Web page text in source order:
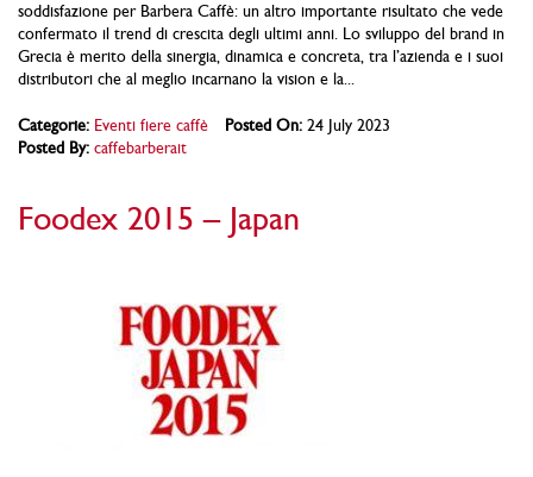
soddisfazione per Barbera Caffè: un altro importante risultato che vede
confermato il trend di crescita degli ultimi anni. Lo sviluppo del brand in
Grecia è merito della sinergia, dinamica e concreta, tra l’azienda e i suoi
distributori che al meglio incarnano la vision e la...
Categorie: Eventi fiere caffè Posted On: 24 July 2023
Posted By: caffebarberait
Foodex 2015 – Japan